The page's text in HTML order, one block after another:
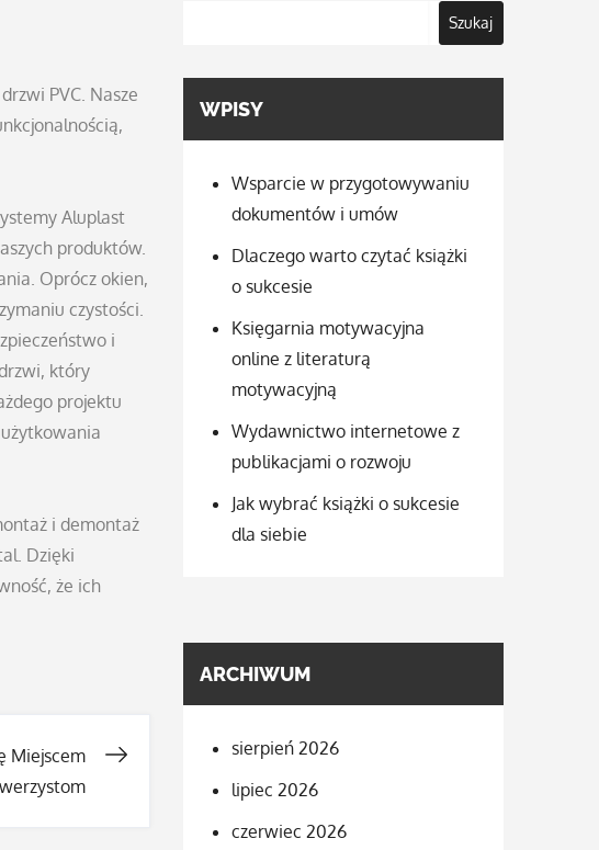
PVC. Nasze
Aluplast
produktów.
Oprócz okien,
czystości.
i
który
projektu
i demontaż
Dzięki
że ich
Miejscem
Szukaj
WPISY
Wsparcie w przygotowywaniu
dokumentów i umów
Dlaczego warto czytać książki
o sukcesie
Księgarnia motywacyjna
online z literaturą
motywacyjną
Wydawnictwo internetowe z
publikacjami o rozwoju
Jak wybrać książki o sukcesie
dla siebie
ARCHIWUM
sierpień 2026
lipiec 2026
czerwiec 2026